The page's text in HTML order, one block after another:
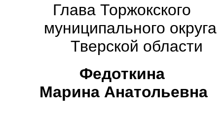
Глава Торжокского
муниципального округа
Тверской области
Федоткина
Марина Анатольевна